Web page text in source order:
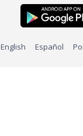
English Español